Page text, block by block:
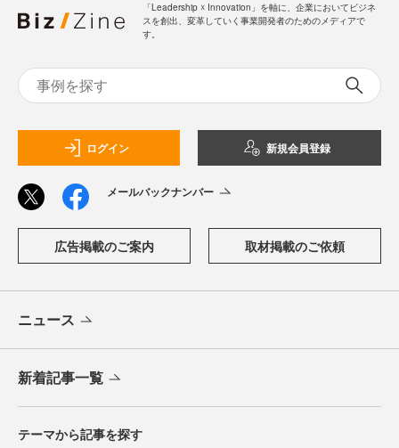
「Leadership ☓ Innovation」を軸に、企業においてビジネ
スを創出、変革していく事業開発者のためのメディアで
す。
ログイン 新規会員登録
メールバックナンバー
広告掲載のご案内 取材掲載のご依頼
ニュース
新着記事一覧
テーマから記事を探す